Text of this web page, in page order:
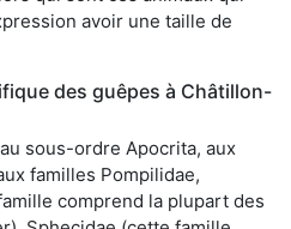
avoir une taille de
des guêpes à Châtillon-
sous-ordre Apocrita, aux
familles Pompilidae,
comprend la plupart des